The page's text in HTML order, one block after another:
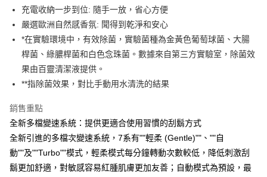
運送方式
宅配
每筆NT$100，滿NT$999(含以上)免運費
付款後門市自取
充電收納一步到位: 隨手一放，省心方便
嚴選歐洲自然感香氛: 聞得到乾淨和安心
*在實驗環境中，有效除菌，實驗菌種為金黃色葡萄球菌、大腸
桿菌、綠膿桿菌和白色念珠菌。數據來自第三方實驗室，除菌效
果由百靈清潔液提供。
**指除菌效果，對比手動用水清洗的結果
銷售重點
全新多檔變速系統：提供更適合使用習慣的刮鬍方式
全新引進的多檔次變速系統，7系有""輕柔 (Gentle)""、""自
動""及""Turbo""模式，輕柔模式每分鐘轉動次數較低，降低刺激刮
鬍更加舒適，對敏感容易紅腫肌膚更加友善；自動模式為預設，最